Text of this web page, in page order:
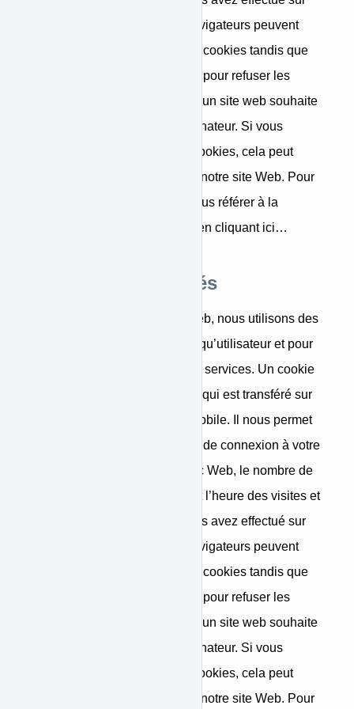
notre site internet. Certains navigateurs peuvent
accepter automatiquement les cookies tandis que
d’autres peuvent être modifiés pour refuser les
cookies ou vous alerter lorsqu’un site web souhaite
placer un cookie sur votre ordinateur. Si vous
choisissez de désactiver les cookies, cela peut
limiter votre capacité à utiliser notre site Web. Pour
plus d’informations veuillez-vous référer à la
politique relative aux cookies en cliquant ici…
Marchands prohibés
Comme de nombreux sites Web, nous utilisons des
cookies pour identifier en tant qu’utilisateur et pour
personnaliser et améliorer nos services. Un cookie
est un petit fichier de données qui est transféré sur
votre ordinateur ou appareil mobile. Il nous permet
de mémoriser les informations de connexion à votre
compte, les adresse IP, le trafic Web, le nombre de
fois que vous visitez, la date et l’heure des visites et
les différentes actions que vous avez effectué sur
notre site internet. Certains navigateurs peuvent
accepter automatiquement les cookies tandis que
d’autres peuvent être modifiés pour refuser les
cookies ou vous alerter lorsqu’un site web souhaite
placer un cookie sur votre ordinateur. Si vous
choisissez de désactiver les cookies, cela peut
limiter votre capacité à utiliser notre site Web. Pour